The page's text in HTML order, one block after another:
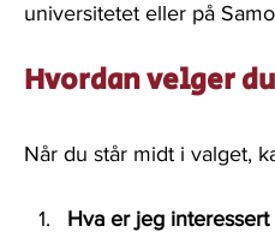
universitetet eller på
Hvordan velger
Når du står midt i valget,
Hva er jeg interessert